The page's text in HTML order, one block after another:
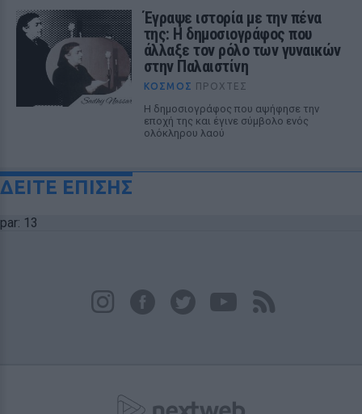
Έγραψε ιστορία με την πένα
της: Η δημοσιογράφος που
άλλαξε τον ρόλο των γυναικών
στην Παλαιστίνη
ΚΌΣΜΟΣ ΠΡΟΧΤΈΣ
Η δημοσιογράφος που αψήφησε την
εποχή της και έγινε σύμβολο ενός
ολόκληρου λαού
ΔΕΙΤΕ ΕΠΙΣΗΣ
par: 13